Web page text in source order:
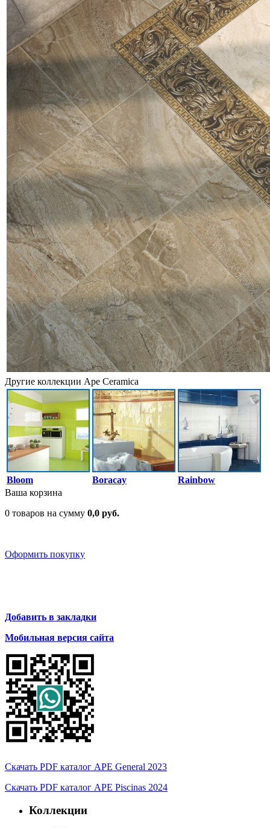
Другие коллекции Ape Ceramica
Bloom Boracay
Rainbow
Ваша корзина
0 товаров на сумму 0,0 руб.
Оформить покупку
Добавить в закладки
Мобильная версия сайта
Скачать PDF каталог APE General 2023
Скачать PDF каталог APE Piscinas 2024
Коллекции